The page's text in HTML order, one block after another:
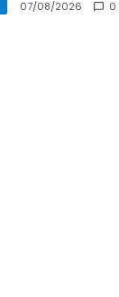
2025
07/08/2026 0